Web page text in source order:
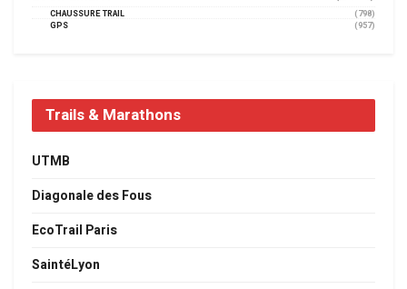
CHAUSSURE TRAIL
(798)
GPS
(957)
Trails & Marathons
UTMB
Diagonale des Fous
EcoTrail Paris
SaintéLyon